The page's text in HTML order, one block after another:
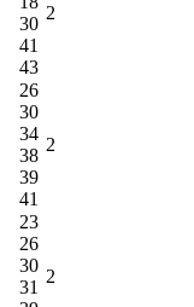
30
41
43
2
26
30
34
38
39
41
2
23
26
30
31
2